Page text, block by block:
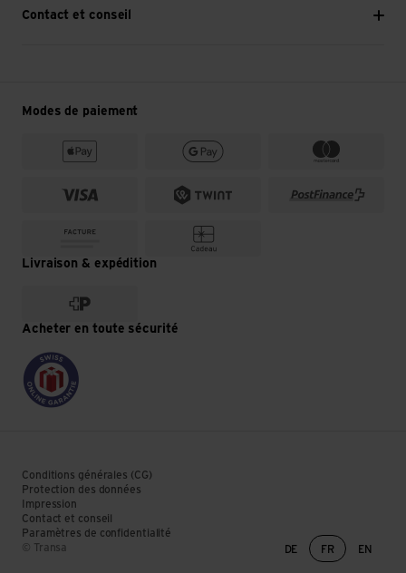
Contact et conseil
Modes de paiement
Livraison & expédition
Acheter en toute sécurité
© Transa
Conditions générales (CG)
Protection des données
Impression
Contact et conseil
Paramètres de confidentialité
Changement de
DE FR EN